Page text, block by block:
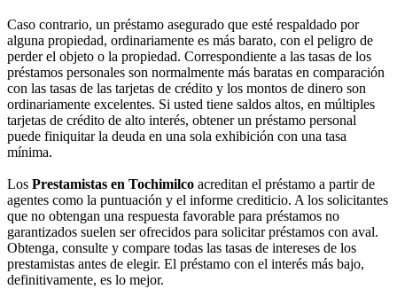
Caso contrario, un préstamo asegurado que esté respaldado por
alguna propiedad, ordinariamente es más barato, con el peligro de
perder el objeto o la propiedad. Correspondiente a las tasas de los
préstamos personales son normalmente más baratas en comparación
con las tasas de las tarjetas de crédito y los montos de dinero son
ordinariamente excelentes. Si usted tiene saldos altos, en múltiples
tarjetas de crédito de alto interés, obtener un préstamo personal
puede finiquitar la deuda en una sola exhibición con una tasa
mínima.
Los Prestamistas en Tochimilco acreditan el préstamo a partir de
agentes como la puntuación y el informe crediticio. A los solicitantes
que no obtengan una respuesta favorable para préstamos no
garantizados suelen ser ofrecidos para solicitar préstamos con aval.
Obtenga, consulte y compare todas las tasas de intereses de los
prestamistas antes de elegir. El préstamo con el interés más bajo,
definitivamente, es lo mejor.